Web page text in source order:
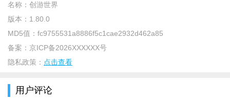
2、采用高清画面和优美的音效，营造出极具代入感的游戏体
验。
3、与传统射击游戏不同的是，玩家需要表现出极强的反应能
力和灵活性，尽可能消灭前方障碍物。
1、不同的关卡有不同的挑战，难度逐渐升级，让玩家享受持
名称： 创游世界
版本： 1.80.0
MD5值： fc9755531a8886f5c1cae2932d462a85
备案： 京ICP备2026XXXXXX号
隐私政策： 点击查看
用户评论